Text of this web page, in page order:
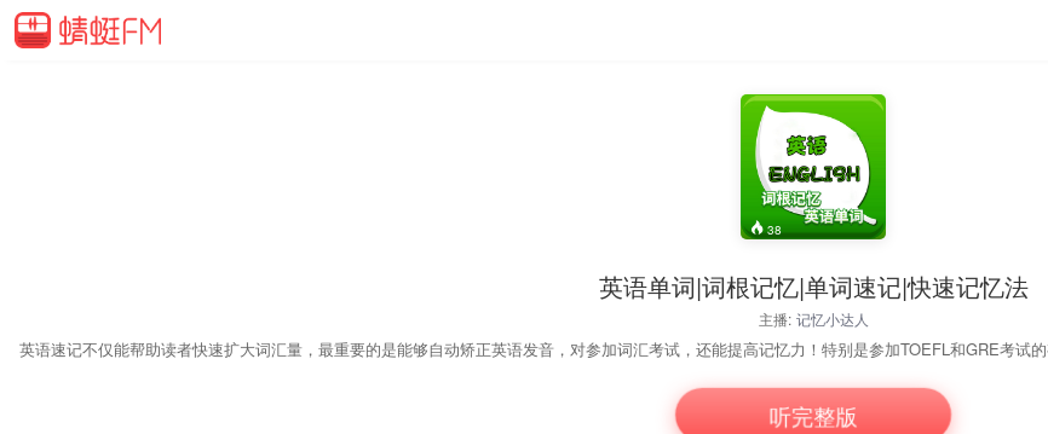
38
英语单词|词根记忆|单词速记|快速记忆法
主播: 记忆小达人
英语速记不仅能帮助读者快速扩大词汇量，最重要的是能够自动矫正英语发音，对参加词汇考试，还能提高记忆力！特别是参加TOEFL和GRE考试
听完整版